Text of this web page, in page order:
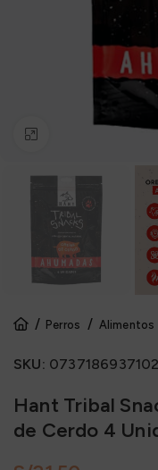
Perros Alimentos
SKU: 0737186937102
Hant Tribal
de Cerdo 4